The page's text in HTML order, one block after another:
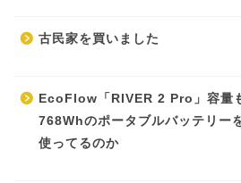
古民家を買いました
EcoFlow「RIVER 2 Pro」容量
768Whのポータブルバッテリー
使ってるのか